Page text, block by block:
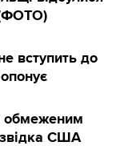
(ФОТО)
вступить до
обмеженим
США